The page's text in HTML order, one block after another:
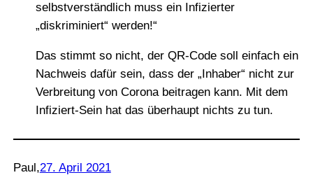
selbstverständlich muss ein Infizierter
„diskriminiert“ werden!“
Das stimmt so nicht, der QR-Code soll einfach ein
Nachweis dafür sein, dass der „Inhaber“ nicht zur
Verbreitung von Corona beitragen kann. Mit dem
Infiziert-Sein hat das überhaupt nichts zu tun.
Paul,27. April 2021